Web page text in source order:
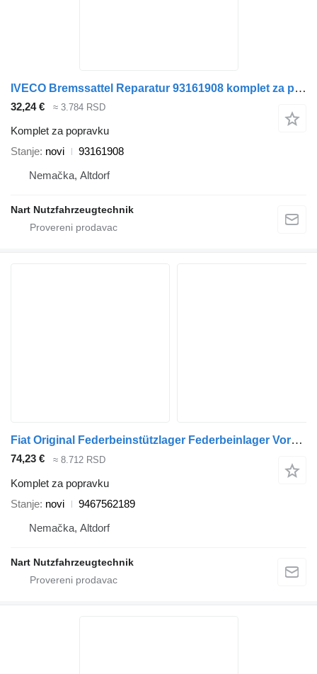
IVECO Bremssattel Reparatur 93161908 komplet za popravku za IVECO EUROCARGO EUROTECH EUROSTAR tegljača
32,24 € ≈ 3.784 RSD
Komplet za popravku
Stanje novi
93161908
Nemačka, Altdorf
Nart Nutzfahrzeugtechnik
Fiat Original Federbeinstützlager Federbeinlager Vorne Vordeachs 9467562189 komplet za popravku za Fiat
74,23 € ≈ 8.712 RSD
Komplet za popravku
Stanje novi
9467562189
Nemačka, Altdorf
Nart Nutzfahrzeugtechnik